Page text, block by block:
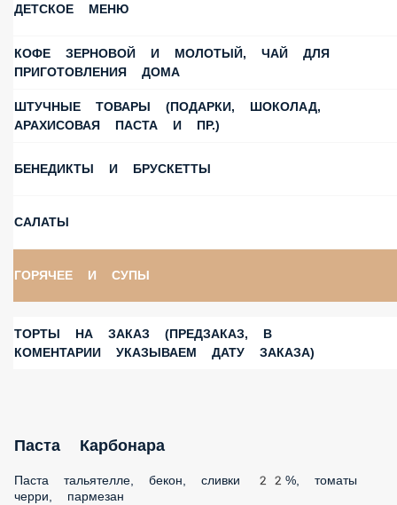
ДЕТСКОЕ МЕНЮ
КОФЕ ЗЕРНОВОЙ И МОЛОТЫЙ, ЧАЙ ДЛЯ
ПРИГОТОВЛЕНИЯ ДОМА
ШТУЧНЫЕ ТОВАРЫ (ПОДАРКИ, ШОКОЛАД,
АРАХИСОВАЯ ПАСТА И ПР.)
БЕНЕДИКТЫ И БРУСКЕТТЫ
САЛАТЫ
ГОРЯЧЕЕ И СУПЫ
ТОРТЫ НА ЗАКАЗ (ПРЕДЗАКАЗ, В КОМЕНТАРИИ
УКАЗЫВАЕМ ДАТУ ЗАКАЗА)
Паста Карбонара
Паста тальятелле, бекон, сливки 22%, томаты черри,
пармезан